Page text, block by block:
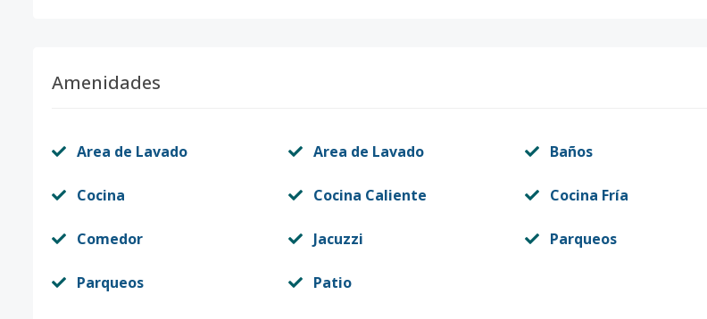
Amenidades
Area de Lavado Area de Lavado Baños
Cocina Cocina Caliente Cocina Fría
Comedor Jacuzzi Parqueos
Parqueos Patio